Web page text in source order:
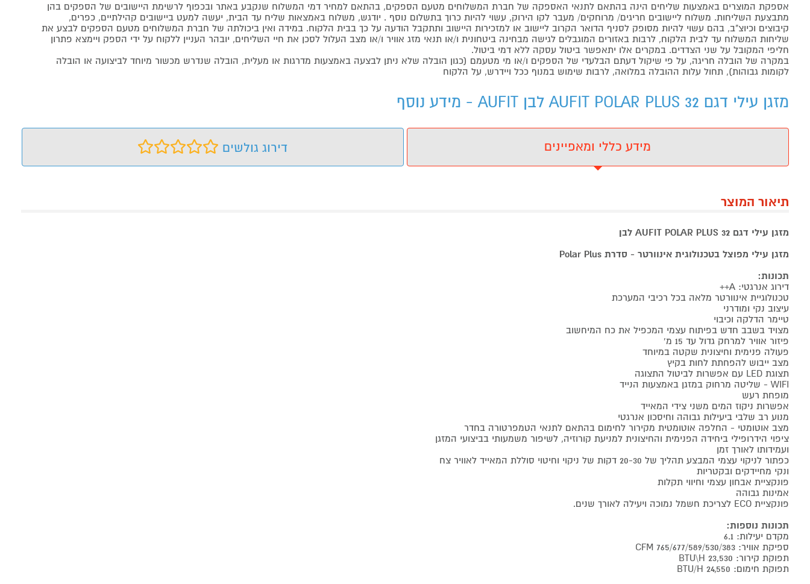
אספקת המוצרים באמצעות שליחים הינה בהתאם לתנאי האספקה של חברת המשלוחים מטעם הספקים, בהתאם למחיר דמי המשלוח שנקבע באתר ובכפוף לרשימת היישובים של הספקים בהן
מתבצעת השליחות. משלוח ליישובים חריגים/ מרוחקים/ מעבר לקו הירוק, עשוי להיות כרוך בתשלום נוסף . יודגש, משלוח באמצאות שליח עד הבית, יעשה למעט ביישובים קהילתיים, כפרים,
קיבוצים וכיוצ"ב, בהם עשוי להיות מסופק לסניף הדואר הקרוב ליישוב או למזכירות היישוב ותתקבל הודעה על כך בבית הלקוח. במידה ואין ביכולתה של חברת המשלוחים מטעם הספקים לבצע את
שליחות המשלוח עד לבית הלקוח, לרבות באזורים המוגבלים לגישה מבחינה ביטחונית ו/או תנאי מזג אוויר ו/או מצב העלול לסכן את חיי השליחים, יובהר העניין ללקוח על ידי הספק ויימצא פתרון
חליפי המקובל על שני הצדדים. במקרים אלו יתאפשר ביטול עסקה ללא דמי ביטול.
במקרה של הובלה חריגה, על פי שיקול דעתם הבלעדי של הספקים ו/או מי מטעמם (כגון הובלה שלא ניתן לבצעה באמצעות מדרגות או מעלית, הובלה שנדרש מכשור מיוחד לביצועה או הובלה
לקומות גבוהות), תחול עלות ההובלה במלואה, לרבות שימוש במנוף ככל ויידרש, על הלקוח
מזגן עילי דגם AUFIT POLAR PLUS 32 לבן AUFIT - מידע נוסף
מידע כללי ומאפיינים דירוג גולשים
תיאור המוצר
מזגן עילי דגם AUFIT POLAR PLUS 32 לבן
מזגן עילי מפוצל בטכנולוגית אינוורטר - סדרת Polar Plus
תכונות:
דירוג אנרגטי: A++
טכנולוגיית אינוורטר מלאה בכל רכיבי המערכת
עיצוב נקי ומודרני
טיימר הדלקה וכיבוי
מצויד בשבב חדש בפיתוח עצמי המכפיל את כח המיחשוב
פיזור אוויר למרחק גדול עד 15 מ'
פעולה פנימית וחיצונית שקטה במיוחד
מצב ייבוש להפחתת לחות בקיץ
תצוגת LED עם אפשרות לביטול התצוגה
WIFI - שליטה מרחוק במזגן באמצעות הנייד
מופחת רעש
אפשרות ניקוז המים משני צידי המאייד
מנוע רב שלבי ביעילות גבוהה וחיסכון אנרגטי
מצב אוטומטי - החלפה אוטומטית מקירור לחימום בהתאם לתנאי הטמפרטורה בחדר
ציפוי הידרופילי ביחידה הפנימית והחיצונית למניעת קורוזיה, לשיפור משמעותי בביצועי המזגן
ועמידותו לאורך זמן
כפתור לניקוי עצמי המבצע תהליך של 20-30 דקות של ניקוי וחיטוי סוללת המאייד לאוויר צח
ונקי מחיידקים ובקטריות
פונקציית אבחון עצמי וחיווי תקלות
אמינות גבוהה
פונקציית ECO לצריכת חשמל נמוכה ויעילה לאורך שנים.
תכונות נוספות:
מקדם יעילות: 6.1
ספיקת אוויר: 765/677/589/530/383 CFM
תפוקת קירור: 23,530 BTU\H
תפוקת חימום: BTU/H 24,550